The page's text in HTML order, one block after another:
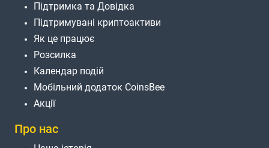
Підтримка та Довідка
Підтримувані криптоактиви
Як це працює
Розсилка
Календар подій
Мобільний додаток CoinsBee
Акції
Про нас